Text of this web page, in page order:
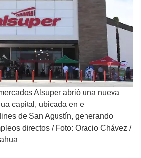
Alsuper abrió una nueva
capital, ubicada en el
de San Agustín, generando
directos / Foto: Oracio Chávez /